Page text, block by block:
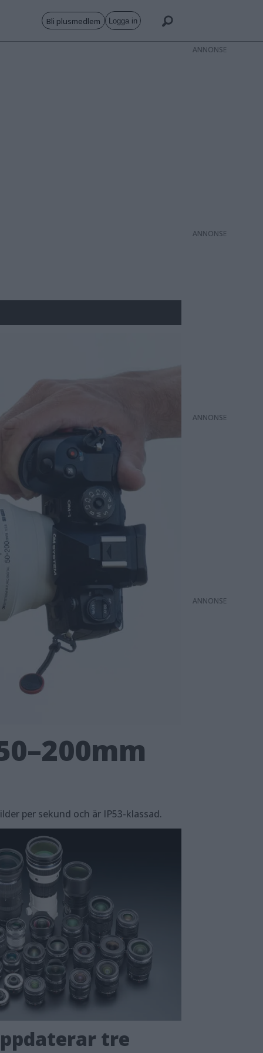
Bli plusmedlem Logga in
per sekund och är IP53-klassad.
tre
ANNONS
ANNONS
ANNONS
ANNONS